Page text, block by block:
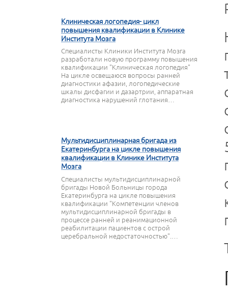
Клиническая логопедия- цикл
повышения квалификации в Клинике
Института Мозга
Специалисты Клиники Института Мозга
разработали новую программу повышения
квалификации "Клиническая логопедия"
На цикле освещаюся вопросы ранней
диагностики афазии, логопедические
шкалы дисфагии и дазартрии, аппаратная
диагностика нарушений глотания…
Мультидисциплинарная бригада из
Екатеринбурга на цикле повышения
квалификации в Клинике Института
Мозга
Специалисты мультидисциплинарной
бригады Новой Больницы города
Екатеринбурга на цикле повышения
квалификации "Компетенции членов
мультидисциплинарной бригады в
процессе ранней и реанимационной
реабилитации пациентов с острой
церебральной недостаточностью".…